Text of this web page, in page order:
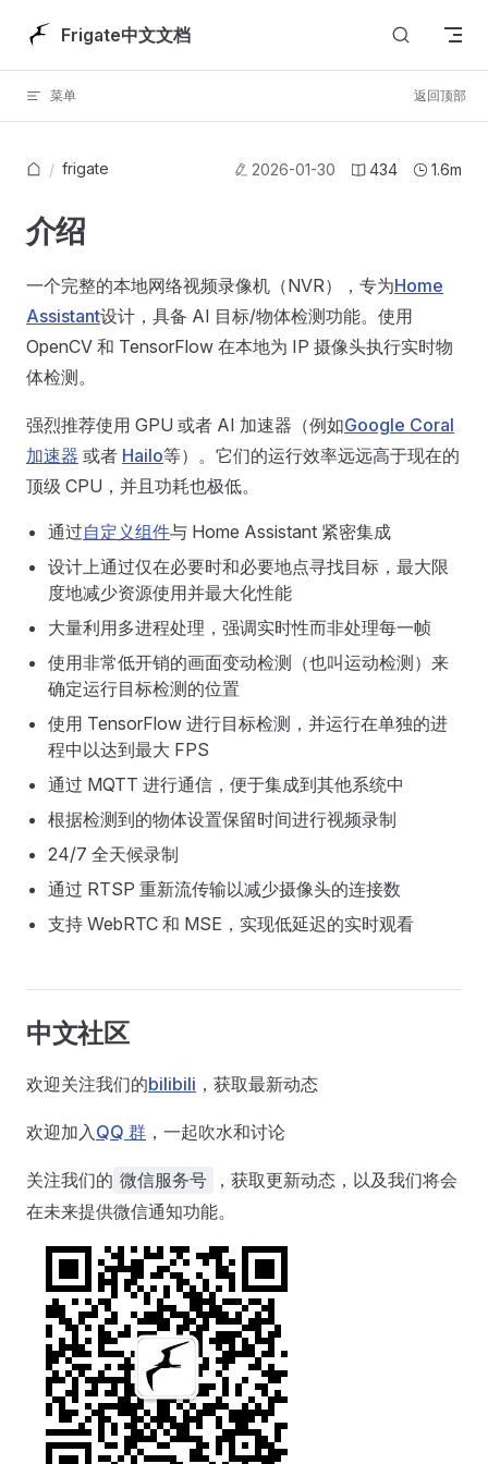
Skip to content
Frigate中文文档
菜单 返回顶部
/ frigate 2026-01-30 434 1.6m
介绍
一个完整的本地网络视频录像机（NVR），专为Home
Assistant设计，具备 AI 目标/物体检测功能。使用
OpenCV 和 TensorFlow 在本地为 IP 摄像头执行实时物
体检测。
强烈推荐使用 GPU 或者 AI 加速器（例如Google Coral
加速器 或者 Hailo等）。它们的运行效率远远高于现在的
顶级 CPU，并且功耗也极低。
通过自定义组件与 Home Assistant 紧密集成
设计上通过仅在必要时和必要地点寻找目标，最大限
度地减少资源使用并最大化性能
大量利用多进程处理，强调实时性而非处理每一帧
使用非常低开销的画面变动检测（也叫运动检测）来
确定运行目标检测的位置
使用 TensorFlow 进行目标检测，并运行在单独的进
程中以达到最大 FPS
通过 MQTT 进行通信，便于集成到其他系统中
根据检测到的物体设置保留时间进行视频录制
24/7 全天候录制
通过 RTSP 重新流传输以减少摄像头的连接数
支持 WebRTC 和 MSE，实现低延迟的实时观看
中文社区
欢迎关注我们的bilibili ，获取最新动态
欢迎加入QQ 群 ，一起吹水和讨论
关注我们的 微信服务号
，获取更新动态，以及我们将会
在未来提供微信通知功能。